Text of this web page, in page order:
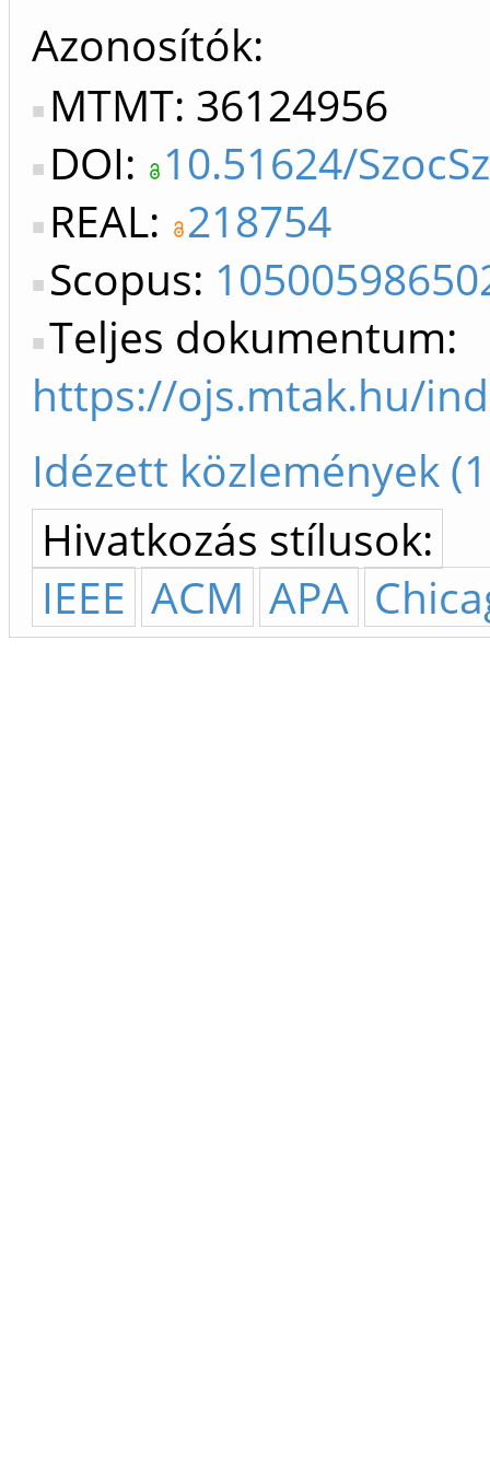
Azonosítók
MTMT: 36124956
DOI: 10.51624/
REAL: 218754
Scopus:
Teljes dokumentum:
https://ojs.mtak.hu/
Idézett közlemények
Hivatkozás stílusok:
IEEE ACM APA